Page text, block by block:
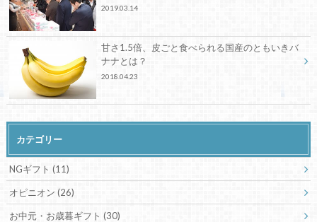
2019.03.14
甘さ1.5倍、皮ごと食べられる国産のともいきバ
ナナとは？
2018.04.23
カテゴリー
NGギフト (11)
オピニオン (26)
お中元・お歳暮ギフト (30)